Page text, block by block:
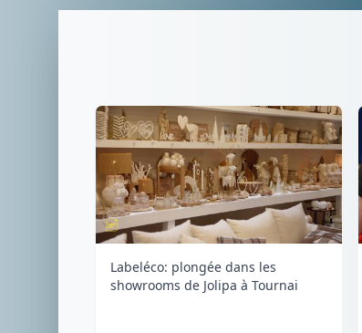
Labeléco: plongée dans les
showrooms de Jolipa à Tournai